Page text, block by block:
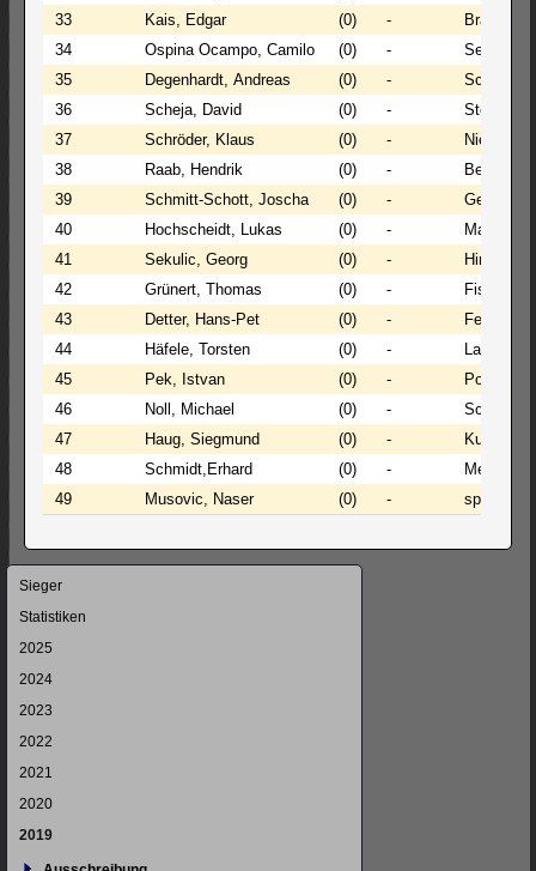
33
Kais, Edgar (0) -
Brandl,
34
Ospina Ocampo, Camilo (0) -
Sewarte,
35
Degenhardt, Andreas (0) -
Schmitt,
36
Scheja, David (0) -
Storch,
37
Schröder, Klaus (0) -
Nied,
38
Raab, Hendrik (0) -
Belikan,
39
Schmitt-Schott, Joscha (0) -
Gerhardt,
40
Hochscheidt, Lukas (0) -
Marcy,
41
Sekulic, Georg (0) -
Hirstel,
42
Grünert, Thomas (0) -
Fischer,
43
Detter, Hans-Pet (0) -
Fedler,
44
Häfele, Torsten (0) -
Lanz, Udo
45
Pek, Istvan (0) -
46
Noll, Michael (0) -
47
Haug, Siegmund (0) -
48
Schmidt,Erhard (0) -
Meifert,
49
Musovic, Naser (0) - spielfrei
Navigation
Sieger
Statistiken
2025
2024
2023
2022
2021
2020
2019